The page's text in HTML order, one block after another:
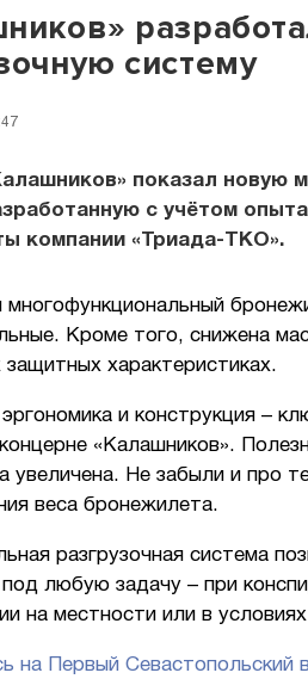
систему
показал новую
с учётом
компании «Триада-ТКО».
многофункциональный
Кроме того, снижена
характеристиках.
и конструкция –
«Калашников».
увеличена. Не забыли и про
веса бронежилета.
разгрузочная система
любую задачу – при
на местности или в
на Первый Севастопольский